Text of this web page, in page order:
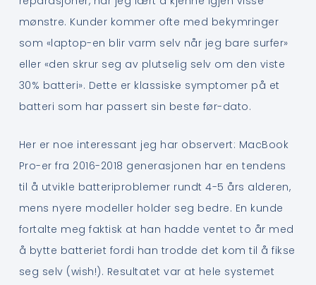
mønstre. Kunder kommer ofte med bekymringer
som «laptop-en blir varm selv når jeg bare surfer»
eller «den skrur seg av plutselig selv om den viste
30% batteri». Dette er klassiske symptomer på et
batteri som har passert sin beste før-dato.
Her er noe interessant jeg har observert: MacBook
Pro-er fra 2016-2018 generasjonen har en tendens
til å utvikle batteriproblemer rundt 4-5 års alderen,
mens nyere modeller holder seg bedre. En kunde
fortalte meg faktisk at han hadde ventet to år med
å bytte batteriet fordi han trodde det kom til å fikse
seg selv (wish!). Resultatet var at hele systemet